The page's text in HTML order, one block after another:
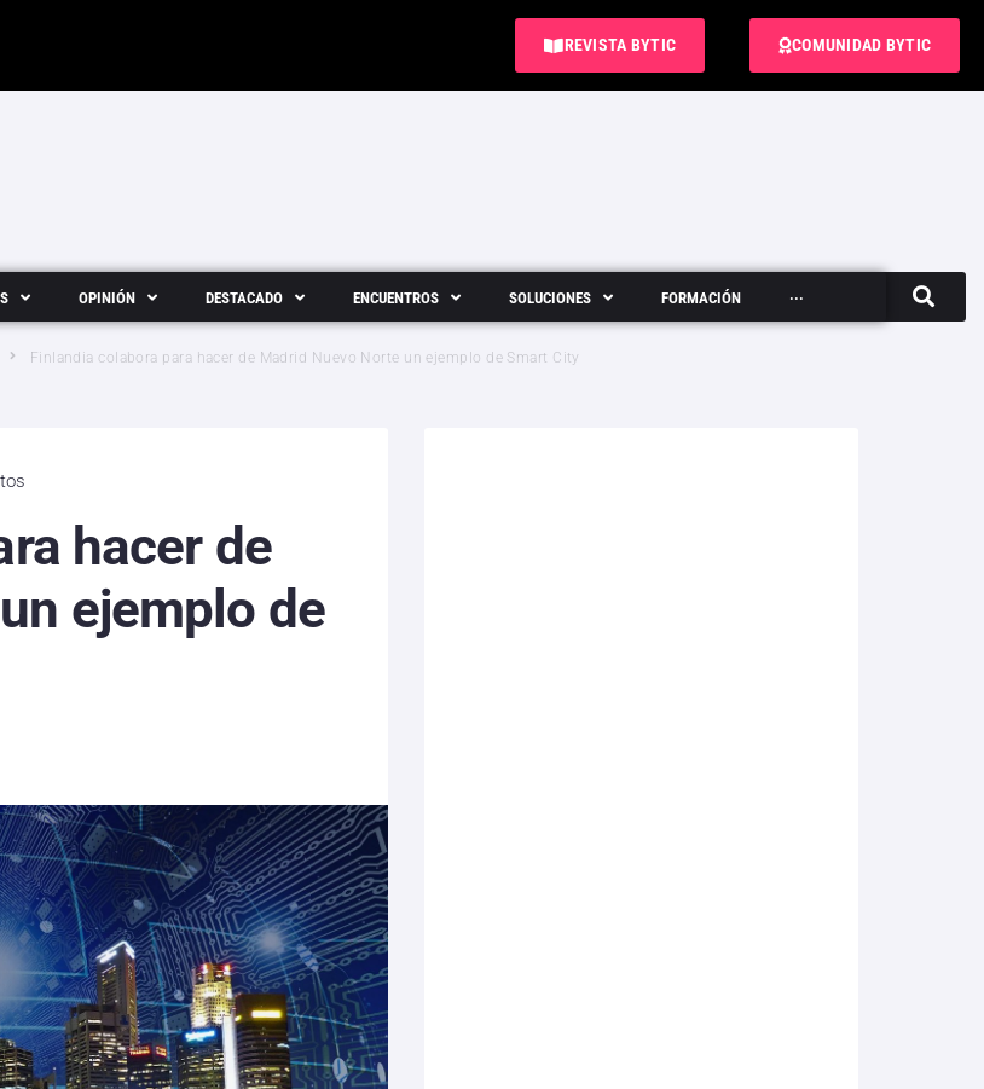
REVISTA BYTIC COMUNIDAD BYTIC
OPINIÓN DESTACADO ENCUENTROS SOLUCIONES FORMACIÓN ···
Finlandia colabora para hacer de Madrid Nuevo Norte un ejemplo de Smart City
hacer de
ejemplo de